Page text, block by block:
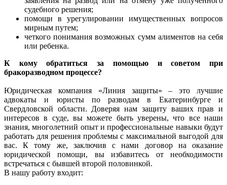
судебного решения;
помощи в урегулировании имущественных вопросов
мирным путем;
четкого понимания возможных сумм алиментов на себя
или ребенка.
К кому обратиться за помощью и советом при
бракоразводном процессе?
Юридическая компания «Линия защиты» – это лучшие
адвокаты и юристы по разводам в Екатеринбурге и
Свердловской области. Доверяя нам защиту ваших прав и
интересов в суде, вы можете быть уверены, что все наши
знания, многолетний опыт и профессиональные навыки будут
работать для решения проблемы с максимальной выгодой для
вас. К тому же, заключив с нами договор на оказание
юридической помощи, вы избавитесь от необходимости
встречаться с бывшей второй половинкой.
В нашу работу входит: